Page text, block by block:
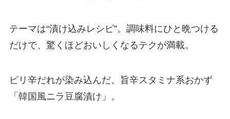
テーマは“漬け込みレシピ”。調味料にひと晩つける
だけで、驚くほどおいしくなるテクが満載。
ピリ辛だれが染み込んだ、旨辛スタミナ系おかず
「韓国風ニラ豆腐漬け」。